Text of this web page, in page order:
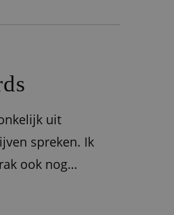
uit
spreken. Ik
ook nog